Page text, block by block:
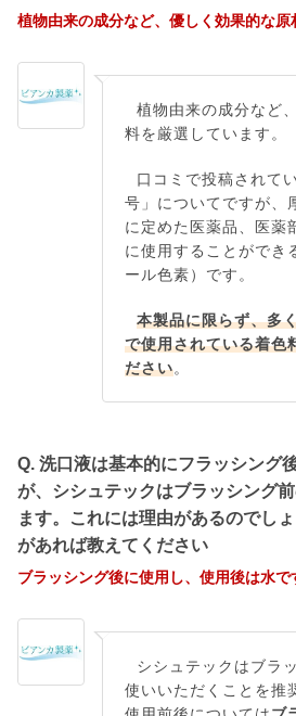
植物由来の成分など、優しく効果的な
植物由来の成分など
料を厳選しています。
口コミで投稿されて
号」についてですが、
に定めた医薬品、医薬
に使用することができ
ール色素）です。
本製品に限らず、多
で使用されている着色
ださい。
Q. 洗口液は基本的にフラッシング
が、シシュテックはブラッシング
ます。これには理由があるのでし
があれば教えてください
ブラッシング後に使用し、使用後は水
シシュテックはブラ
使いいただくことを推